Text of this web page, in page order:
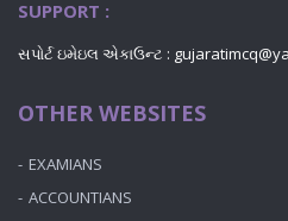
SUPPORT :
સપોર્ટ ઇમેઇલ એકાઉન્ટ :
OTHER WEBSITES
EXAMIANS
ACCOUNTIANS